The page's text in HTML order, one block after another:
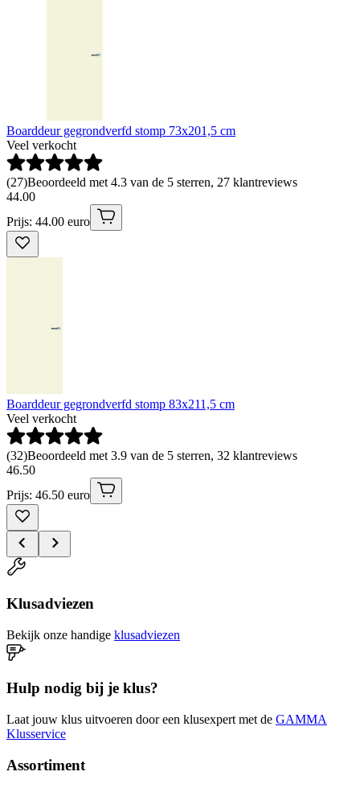
Boarddeur gegrondverfd stomp 73x201,5 cm
Veel verkocht
(27)Beoordeeld met 4.3 van de 5 sterren, 27 klantreviews
44.00
Prijs: 44.00 euro
Boarddeur gegrondverfd stomp 83x211,5 cm
Veel verkocht
(32)Beoordeeld met 3.9 van de 5 sterren, 32 klantreviews
46.50
Prijs: 46.50 euro
Klusadviezen
Bekijk onze handige klusadviezen
Hulp nodig bij je klus?
Laat jouw klus uitvoeren door een klusexpert met de GAMMA
Klusservice
Assortiment